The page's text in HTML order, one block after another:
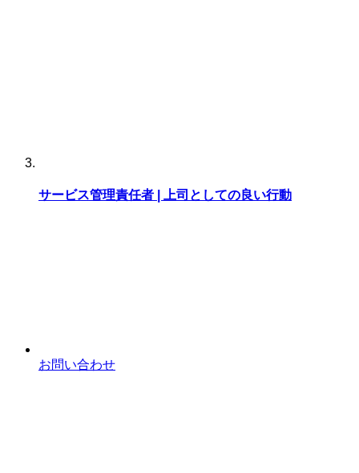
サービス管理責任者 | 上司としての良い行動
お問い合わせ